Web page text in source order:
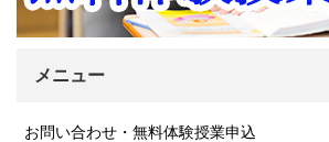
メニュー
お問い合わせ・無料体験授業申込